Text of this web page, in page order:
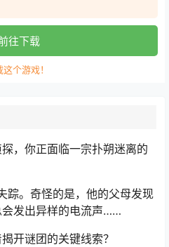
往下载
个游戏！
，你正面临一宗扑朔迷离的
踪。奇怪的是，他的父母发现
会发出异样的电流声……
开谜团的关键线索？